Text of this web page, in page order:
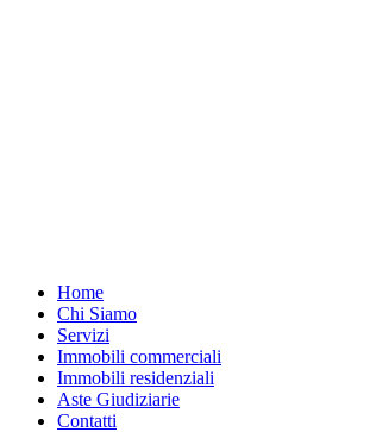
Home
Chi Siamo
Servizi
Immobili commerciali
Immobili residenziali
Aste Giudiziarie
Contatti